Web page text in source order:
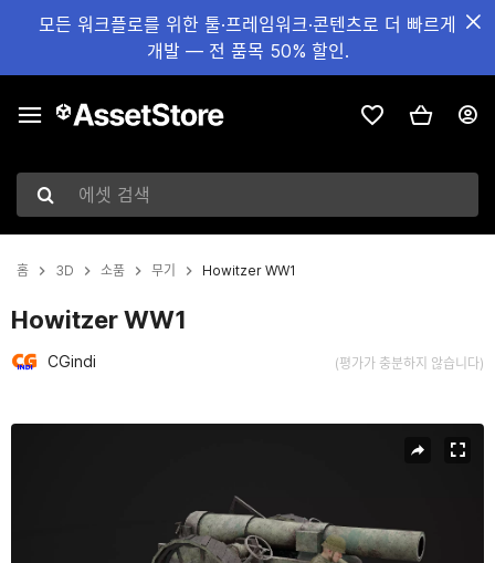
모든 워크플로를 위한 툴·프레임워크·콘텐츠로 더 빠르게
개발 — 전 품목 50% 할인.
에셋 검색
홈 3D 소품 무기 Howitzer WW1
Howitzer WW1
CGindi (평가가 충분하지 않습니다)